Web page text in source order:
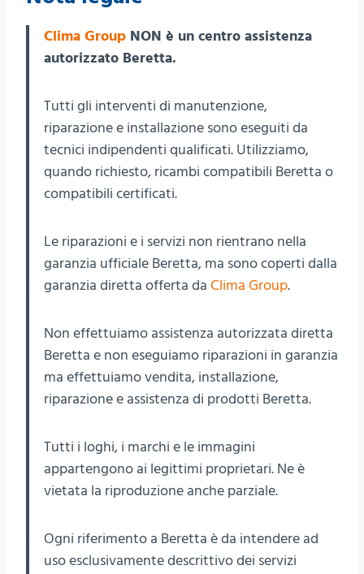
Clima Group NON è un centro assistenza
autorizzato Beretta.
Tutti gli interventi di manutenzione,
riparazione e installazione sono eseguiti da
tecnici indipendenti qualificati. Utilizziamo,
quando richiesto, ricambi compatibili Beretta o
compatibili certificati.
Le riparazioni e i servizi non rientrano nella
garanzia ufficiale Beretta, ma sono coperti dalla
garanzia diretta offerta da Clima Group.
Non effettuiamo assistenza autorizzata diretta
Beretta e non eseguiamo riparazioni in garanzia
ma effettuiamo vendita, installazione,
riparazione e assistenza di prodotti Beretta.
Tutti i loghi, i marchi e le immagini
appartengono ai legittimi proprietari. Ne è
vietata la riproduzione anche parziale.
Ogni riferimento a Beretta è da intendere ad
uso esclusivamente descrittivo dei servizi